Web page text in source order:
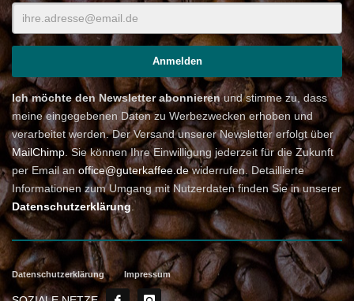
Ich möchte den Newsletter abonnierenund stimme zu, dass
meine eingegebenen Daten zu Werbezwecken erhoben und
verarbeitet werden. Der Versand unserer Newsletter erfolgt über
MailChimp . Sie können Ihre Einwilligung jederzeit für die Zukunft
per Email an office@guterkaffee.dewiderrufen. Detaillierte
Informationen zum Umgang mit Nutzerdaten finden Sie in unserer
Datenschutzerklärung.
Datenschutzerklärung Impressum